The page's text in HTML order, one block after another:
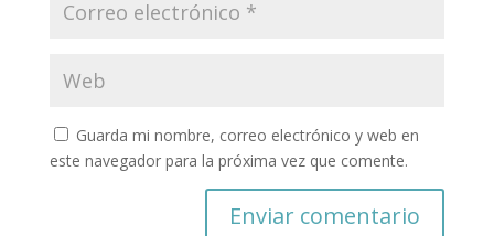
Guarda mi nombre, correo electrónico y web en
este navegador para la próxima vez que comente.